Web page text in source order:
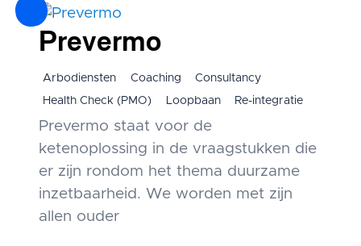
Prevermo
Arbodiensten Coaching
Consultancy
Health Check (PMO)
Loopbaan Re-integratie
Prevermo staat voor de
ketenoplossing in de vraagstukken die
er zijn rondom het thema duurzame
inzetbaarheid. We worden met zijn
allen ouder